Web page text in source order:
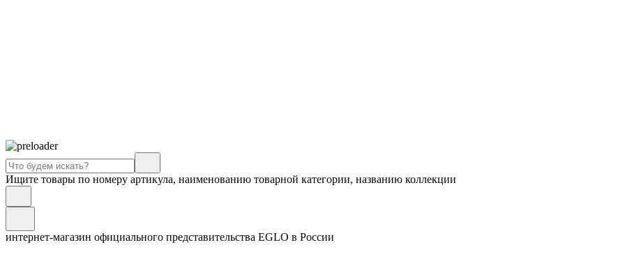
Ищите товары по номеру артикула, наименованию товарной категории, названию коллекции
интернет-магазин официального представительства EGLO в России